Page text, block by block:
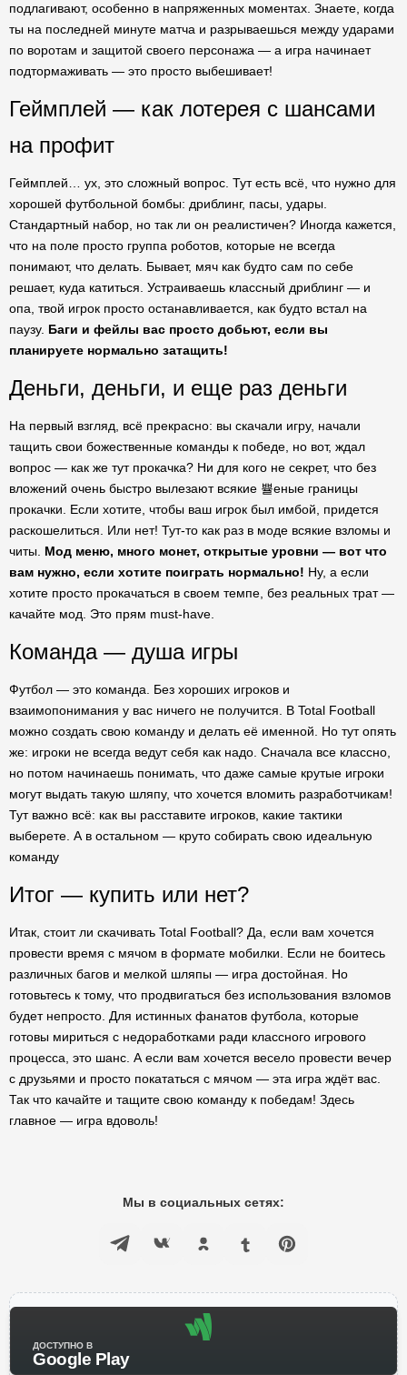
подлагивают, особенно в напряженных моментах. Знаете, когда
ты на последней минуте матча и разрываешься между ударами
по воротам и защитой своего персонажа — а игра начинает
подтормаживать — это просто выбешивает!
Геймплей — как лотерея с шансами
на профит
Геймплей… ух, это сложный вопрос. Тут есть всё, что нужно для
хорошей футбольной бомбы: дриблинг, пасы, удары.
Стандартный набор, но так ли он реалистичен? Иногда кажется,
что на поле просто группа роботов, которые не всегда
понимают, что делать. Бывает, мяч как будто сам по себе
решает, куда катиться. Устраиваешь классный дриблинг — и
опа, твой игрок просто останавливается, как будто встал на
паузу. Баги и фейлы вас просто добьют, если вы
планируете нормально затащить!
Деньги, деньги, и еще раз деньги
На первый взгляд, всё прекрасно: вы скачали игру, начали
тащить свои божественные команды к победе, но вот, ждал
вопрос — как же тут прокачка? Ни для кого не секрет, что без
вложений очень быстро вылезают всякие 쁄еные границы
прокачки. Если хотите, чтобы ваш игрок был имбой, придется
раскошелиться. Или нет! Тут-то как раз в моде всякие взломы и
читы. Мод меню, много монет, открытые уровни — вот что
вам нужно, если хотите поиграть нормально! Ну, а если
хотите просто прокачаться в своем темпе, без реальных трат —
качайте мод. Это прям must-have.
Команда — душа игры
Футбол — это команда. Без хороших игроков и
взаимопонимания у вас ничего не получится. В Total Football
можно создать свою команду и делать её именной. Но тут опять
же: игроки не всегда ведут себя как надо. Сначала все классно,
но потом начинаешь понимать, что даже самые крутые игроки
могут выдать такую шляпу, что хочется вломить разработчикам!
Тут важно всё: как вы расставите игроков, какие тактики
выберете. А в остальном — круто собирать свою идеальную
команду
Итог — купить или нет?
Итак, стоит ли скачивать Total Football? Да, если вам хочется
провести время с мячом в формате мобилки. Если не боитесь
различных багов и мелкой шляпы — игра достойная. Но
готовьтесь к тому, что продвигаться без использования взломов
будет непросто. Для истинных фанатов футбола, которые
готовы мириться с недоработками ради классного игрового
процесса, это шанс. А если вам хочется весело провести вечер
с друзьями и просто покататься с мячом — эта игра ждёт вас.
Так что качайте и тащите свою команду к победам! Здесь
главное — игра вдоволь!
Мы в социальных сетях:
ДОСТУПНО В
Google Play